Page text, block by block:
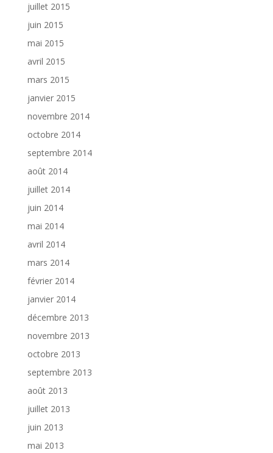
juillet 2015
juin 2015
mai 2015
avril 2015
mars 2015
janvier 2015
novembre 2014
octobre 2014
septembre 2014
août 2014
juillet 2014
juin 2014
mai 2014
avril 2014
mars 2014
février 2014
janvier 2014
décembre 2013
novembre 2013
octobre 2013
septembre 2013
août 2013
juillet 2013
juin 2013
mai 2013